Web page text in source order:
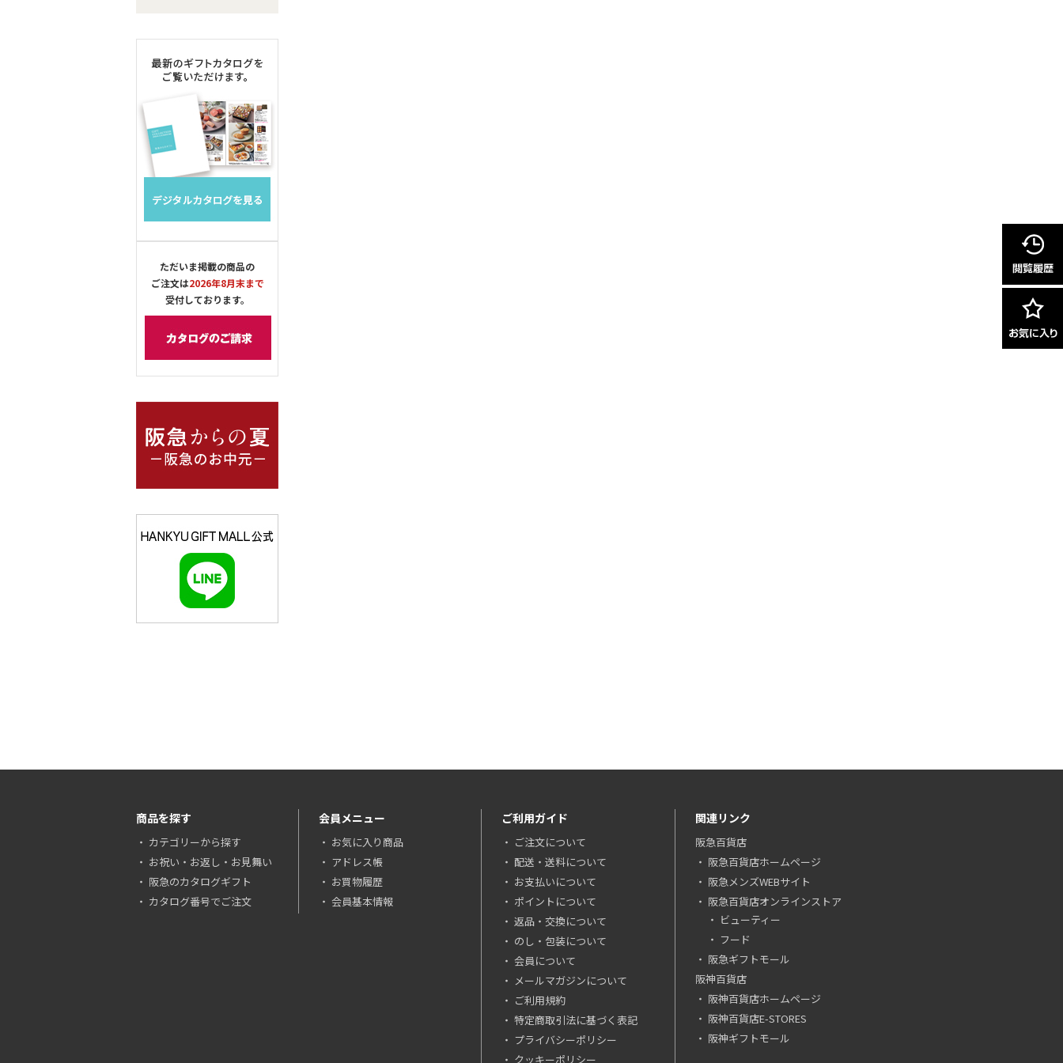
ただいま掲載の商品の
ご注文は2026年8月末まで
受付しております。
商品を探す
カテゴリーから探す
お祝い・お返し・お見舞い
阪急のカタログギフト
カタログ番号でご注文
会員メニュー
お気に入り商品
アドレス帳
お買物履歴
会員基本情報
ご利用ガイド
ご注文について
配送・送料について
お支払いについて
ポイントについて
返品・交換について
のし・包装について
会員について
メールマガジンについて
ご利用規約
特定商取引法に基づく表記
プライバシーポリシー
クッキーポリシー
関連リンク
阪急百貨店
阪急百貨店ホームページ
阪急メンズWEBサイト
阪急百貨店オンラインストア
ビューティー
フード
阪急ギフトモール
阪神百貨店
阪神百貨店ホームページ
阪神百貨店E-STORES
阪神ギフトモール